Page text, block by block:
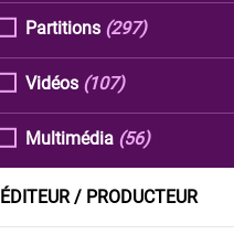
Partitions (297)
Vidéos (107)
Multimédia (56)
ÉDITEUR / PRODUCTEUR